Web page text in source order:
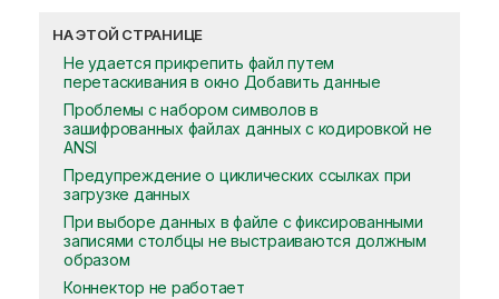
НА ЭТОЙ СТРАНИЦЕ
Не удается прикрепить файл путем
перетаскивания в окно Добавить данные
Проблемы с набором символов в
зашифрованных файлах данных с кодировкой не
ANSI
Предупреждение о циклических ссылках при
загрузке данных
При выборе данных в файле с фиксированными
записями столбцы не выстраиваются должным
образом
Коннектор не работает